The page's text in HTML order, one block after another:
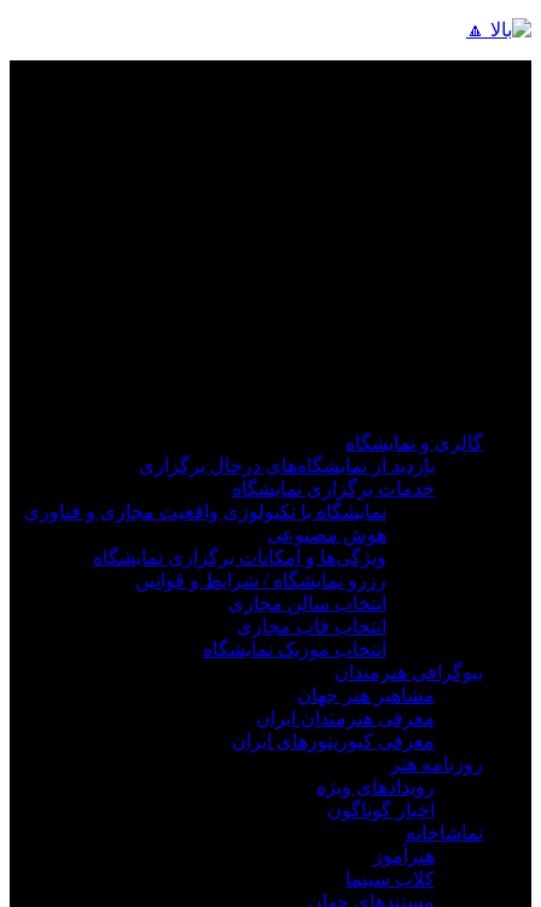
گالری و نمایشگاه
بازدید از نمایشگاه‌های درحال برگزاری
خدمات برگزاری نمایشگاه
نمایشگاه با تکنولوژی واقعیت مجازی و فناوری
هوش مصنوعی
ویژگی‌ها و امکانات برگزاری نمایشگاه
رزرو نمایشگاه / شرایط و قوانین
انتخاب سالن مجازی
انتخاب قاب مجازی
انتخاب موزیک نمایشگاه
بیوگرافی هنرمندان
مشاهیر هنر جهان
معرفی هنرمندان ایران
معرفی کیوریتورهای ایران
روزنامه هنر
رویدادهای ویژه
اخبار گوناگون
تماشاخانه
هنرآموز
کلاب سینما
مستندهای جهان